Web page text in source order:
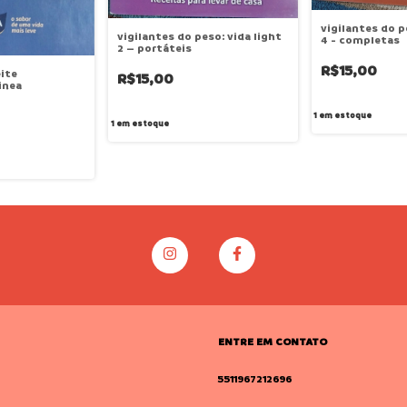
vigilantes do peso: vida light
2 – portáteis
R$15,00
1em estoque
vigilantes do
4 - completas
R$15,00
1 em estoque
ENTRE EM CONTATO
5511967212696